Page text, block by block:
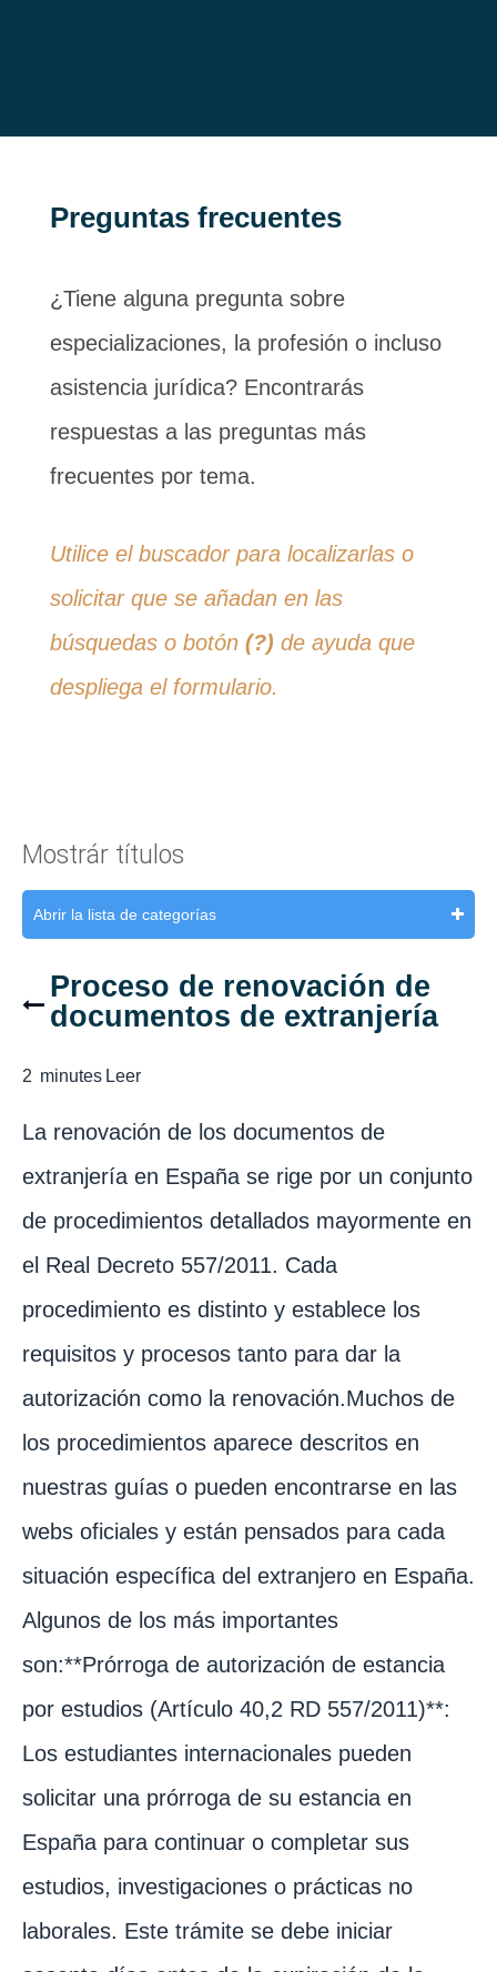
Preguntas frecuentes
¿Tiene alguna pregunta sobre
especializaciones, la profesión o incluso
asistencia jurídica? Encontrarás
respuestas a las preguntas más
frecuentes por tema.
Utilice el buscador para localizarlas o
solicitar que se añadan en las
búsquedas o botón (?) de ayuda que
despliega el formulario.
Mostrár títulos
Abrir la lista de categorías
Proceso de renovación de
documentos de extranjería
2 minutes Leer
La renovación de los documentos de
extranjería en España se rige por un conjunto
de procedimientos detallados mayormente en
el Real Decreto 557/2011. Cada
procedimiento es distinto y establece los
requisitos y procesos tanto para dar la
autorización como la renovación.Muchos de
los procedimientos aparece descritos en
nuestras guías o pueden encontrarse en las
webs oficiales y están pensados para cada
situación específica del extranjero en España.
Algunos de los más importantes
son:**Prórroga de autorización de estancia
por estudios (Artículo 40,2 RD 557/2011)**:
Los estudiantes internacionales pueden
solicitar una prórroga de su estancia en
España para continuar o completar sus
estudios, investigaciones o prácticas no
laborales. Este trámite se debe iniciar